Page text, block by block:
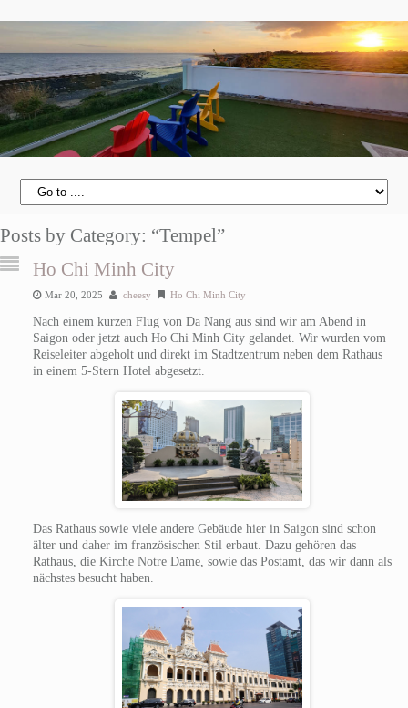
Posts by Category: “Tempel”
Ho Chi Minh City
Mar 20, 2025 cheesy Ho Chi Minh City
Nach einem kurzen Flug von Da Nang aus sind wir am Abend in
Saigon oder jetzt auch Ho Chi Minh City gelandet. Wir wurden vom
Reiseleiter abgeholt und direkt im Stadtzentrum neben dem Rathaus
in einem 5-Stern Hotel abgesetzt.
Das Rathaus sowie viele andere Gebäude hier in Saigon sind schon
älter und daher im französischen Stil erbaut. Dazu gehören das
Rathaus, die Kirche Notre Dame, sowie das Postamt, das wir dann als
nächstes besucht haben.